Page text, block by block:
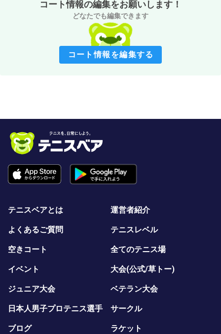
コート情報の編集をお願いします！
どなたでも編集できます
コート情報を編集する
テニスベアとは 運営者紹介
よくあるご質問 テニスレベル
空きコート 全てのテニス場
イベント 大会(公式/草トー)
ジュニア大会 ベテラン大会
日本人男子プロテニス選手 サークル
ブログ ラケット